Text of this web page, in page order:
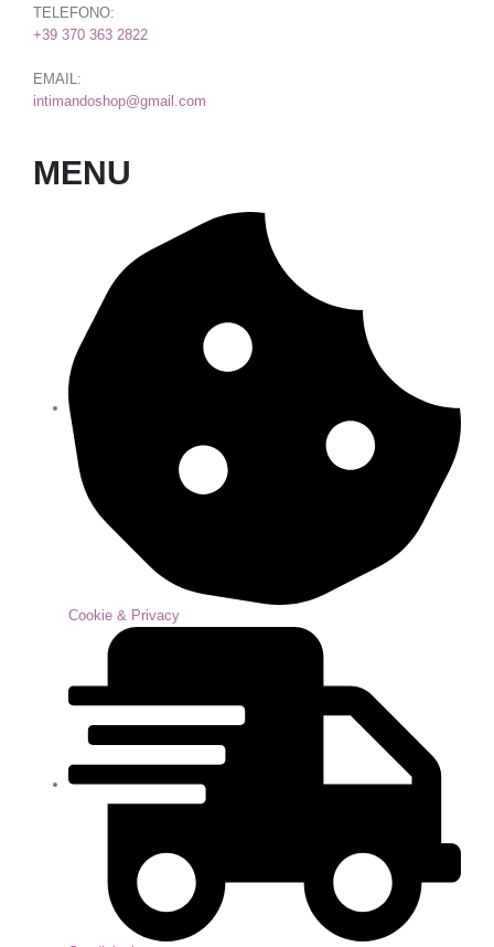
TELEFONO:
+39 370 363 2822
EMAIL:
intimandoshop@gmail.com
MENU
Cookie & Privacy